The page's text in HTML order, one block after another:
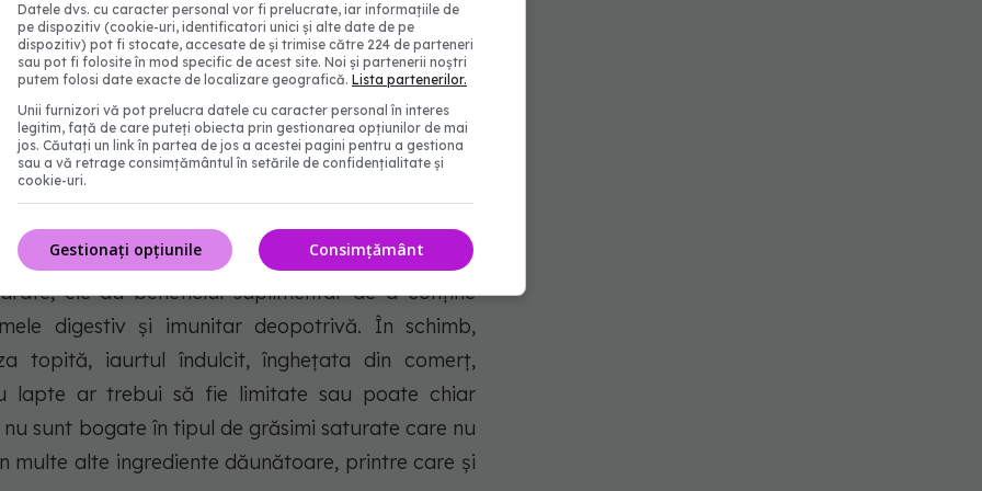
și bucăți slabe de carne de vită de la animalele
iarbă.
Ce înseamnă și cum putem trăi în echilibru
cele din lapte organic, integral, ca iaurtul și
În afară de faptul că asigură un raport mai bun
ele au beneficiul suplimentar de a conține
digestiv și imunitar deopotrivă. În schimb,
topită, iaurtul îndulcit, înghețata din comerț,
lapte ar trebui să fie limitate sau poate chiar
sunt bogate în tipul de grăsimi saturate care nu
multe alte ingrediente dăunătoare, printre care și
Datele dvs. cu caracter personal vor fi prelucrate, iar informațiile de
pe dispozitiv (cookie-uri, identificatori unici și alte date de pe
dispozitiv) pot fi stocate, accesate de și trimise către 224 de parteneri
sau pot fi folosite în mod specific de acest site. Noi și partenerii noștri
putem folosi date exacte de localizare geografică. Lista partenerilor.
Unii furnizori vă pot prelucra datele cu caracter personal în interes
legitim, față de care puteți obiecta prin gestionarea opțiunilor de mai
jos. Căutați un link în partea de jos a acestei pagini pentru a gestiona
sau a vă retrage consimțământul în setările de confidențialitate și
cookie-uri.
Consimțământ
Gestionați opțiunile